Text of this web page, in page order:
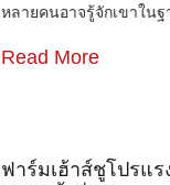
หลายคนอาจรู้จักเขาในฐ
Read More
ฟาร์มเฮ้าส์ชูโปรแ